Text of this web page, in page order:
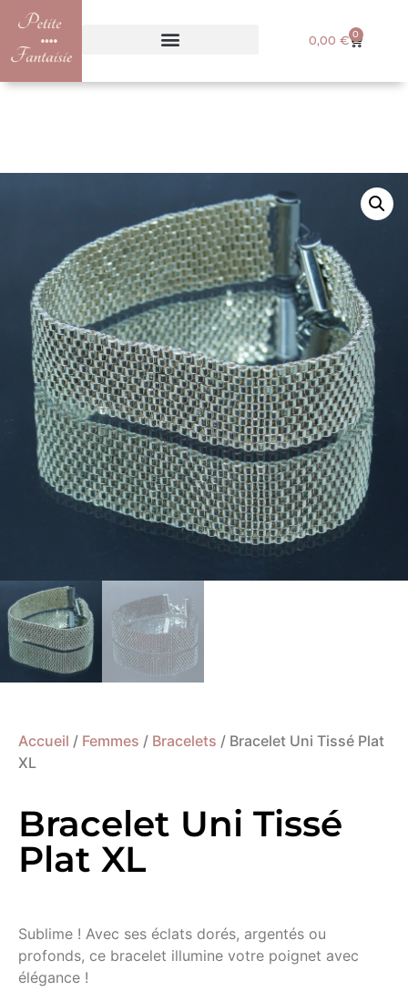
0,00 € 0
Accueil / Femmes / Bracelets / Bracelet Uni Tissé Plat
XL
Bracelet Uni Tissé
Plat XL
Sublime ! Avec ses éclats dorés, argentés ou
profonds, ce bracelet illumine votre poignet avec
élégance !